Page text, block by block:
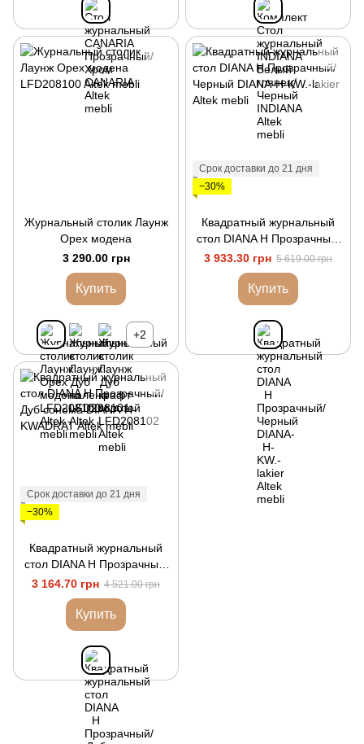
Журнальный столик Лаунж
Орех модена
3 290.00 грн
Купить
+2
Срок доставки до 21 дня
−30%
Квадратный журнальный
стол DIANA H Прозрачный/
Черный
3 933.30 грн 5 619.00 грн
Купить
Срок доставки до 21 дня
−30%
Квадратный журнальный
стол DIANA H Прозрачный/
Дуб сонома
3 164.70 грн 4 521.00 грн
Купить